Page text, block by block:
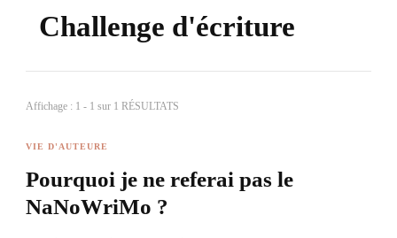
Challenge d'écriture
Affichage : 1 - 1 sur 1 RÉSULTATS
VIE D'AUTEURE
Pourquoi je ne referai pas le
NaNoWriMo ?